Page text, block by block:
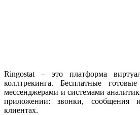
Ringostat – это платформа
коллтрекинга. Бесплатные
мессенджерами и системами
приложении: звонки,
клиентах.